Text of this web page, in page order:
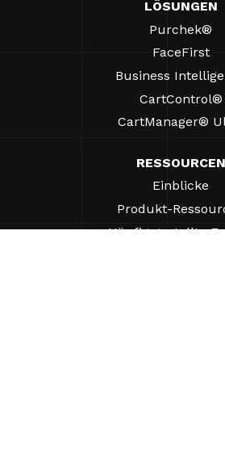
LÖSUNGEN
Purchek®
FaceFirst
Business
CartControl®
CartManager®
RESSOURCEN
Einblicke
Produkt-
Häufig gestellte